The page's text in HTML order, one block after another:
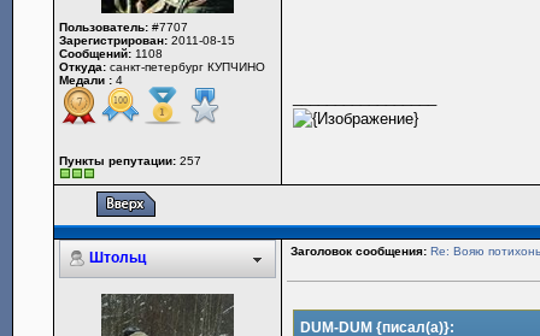
Пользователь: #7707
Зарегистрирован: 2011-08-15
Сообщений: 1108
Откуда: санкт-петербург КУПЧИНО
Медали : 4
Пункты репутации: 257
Штольц Заголовок сообщения: Re: Вояю
DUM-DUM {писал(а)}: